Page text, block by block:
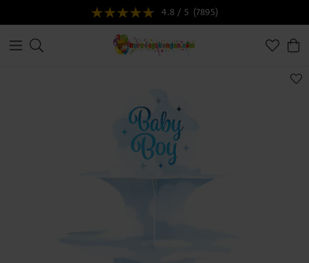
4.8 / 5 (7895)